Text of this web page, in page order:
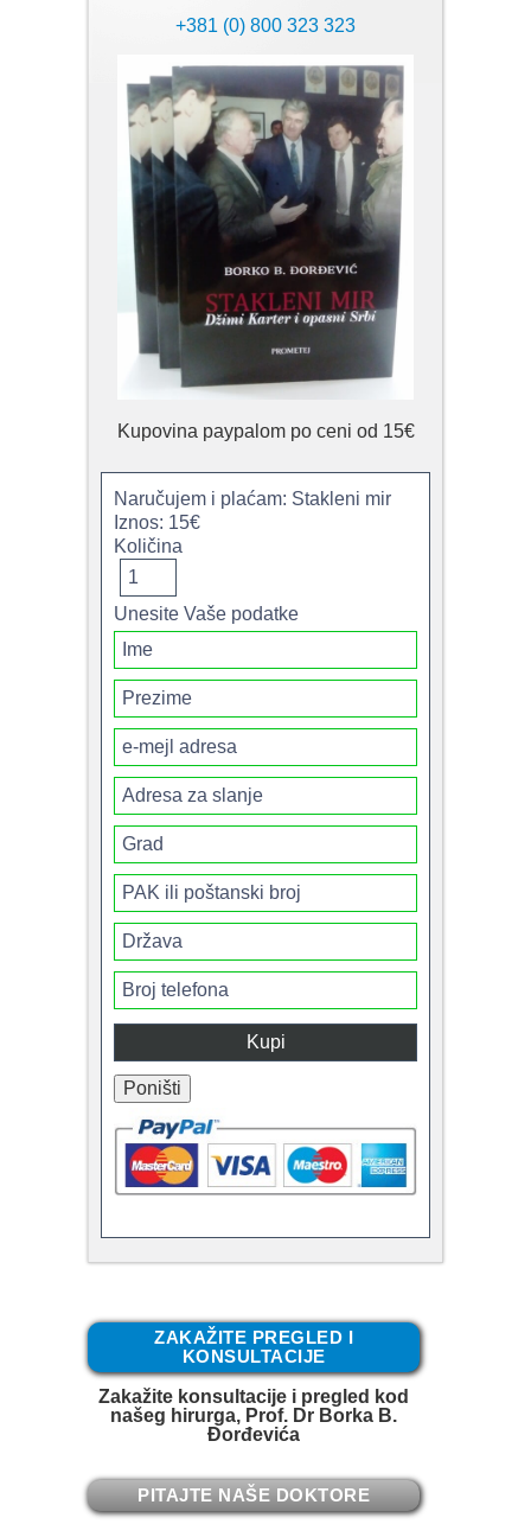
+381 (0) 800 323 323
Kupovina paypalom po ceni od 15€
Naručujem i plaćam: Stakleni mir
Iznos: 15€
Količina
Unesite Vaše podatke
ZAKAŽITE PREGLED I
KONSULTACIJE
Zakažite konsultacije i pregled kod
našeg hirurga, Prof. Dr Borka B.
Đorđevića
PITAJTE NAŠE DOKTORE